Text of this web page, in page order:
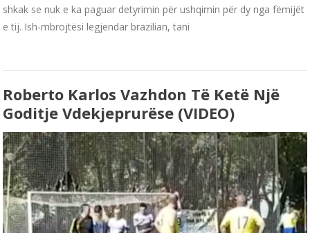
shkak se nuk e ka paguar detyrimin për ushqimin për dy nga fëmijët
e tij. Ish-mbrojtësi legjendar brazilian, tani
Roberto Karlos Vazhdon Të Ketë Një
Goditje Vdekjeprurëse (VIDEO)